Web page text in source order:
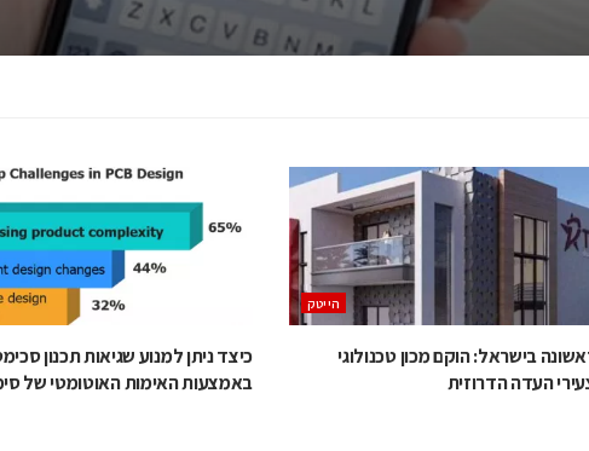
הייטק
בישראל: הוקם מכון טכנולוגי
העדה הדרוזית
כיצד ניתן למנוע שגיאות תכנון
באמצעות האימות האוטומטי של